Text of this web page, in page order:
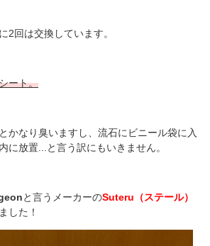
2 回は交換しています。
ート。
かなり臭いますし、流石にビニール袋に入
に放置
と言う訳にもいきません。
と言うメーカーのSuteru （ステール）
した！